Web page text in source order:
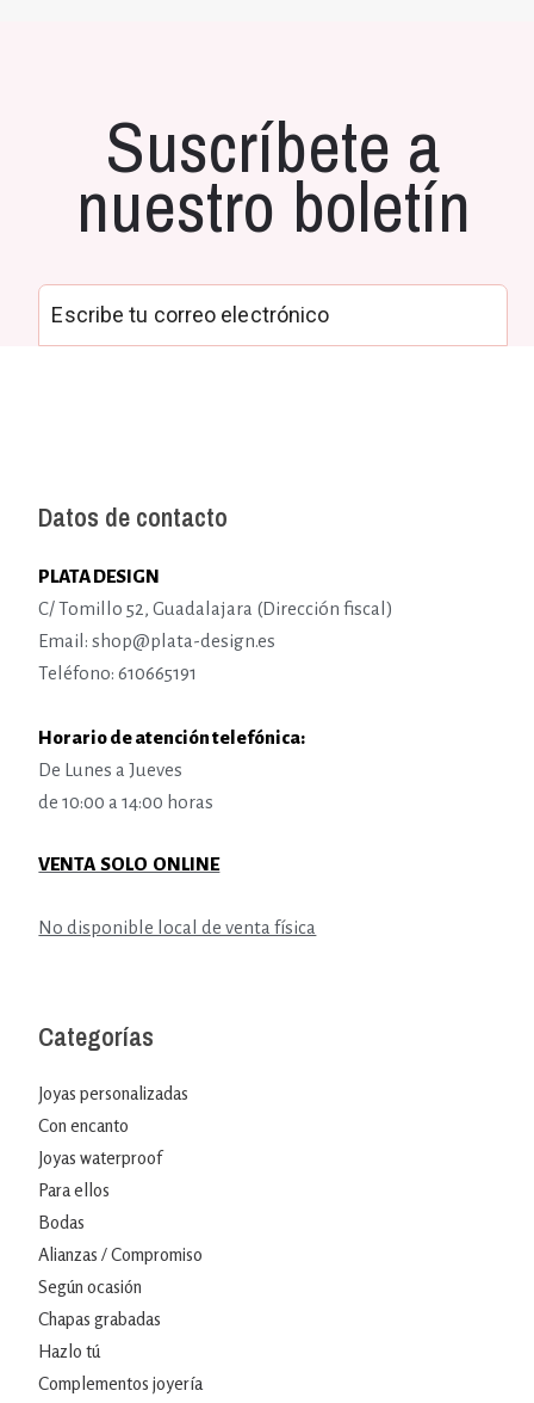
Suscríbete a
nuestro boletín
Datos de contacto
PLATA DESIGN
C/ Tomillo 52, Guadalajara (Dirección fiscal)
Email: shop@plata-design.es
Teléfono: 610665191
Horario de atención telefónica:
De Lunes a Jueves
de 10:00 a 14:00 horas
VENTA SOLO ONLINE
No disponible local de venta física
Categorías
Joyas personalizadas
Con encanto
Joyas waterproof
Para ellos
Bodas
Alianzas / Compromiso
Según ocasión
Chapas grabadas
Hazlo tú
Complementos joyería